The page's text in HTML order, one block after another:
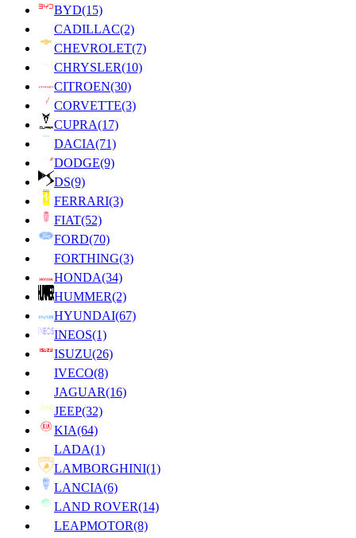
BYD(15)
CADILLAC(2)
CHEVROLET(7)
CHRYSLER(10)
CITROEN(30)
CORVETTE(3)
CUPRA(17)
DACIA(71)
DODGE(9)
DS(9)
FERRARI(3)
FIAT(52)
FORD(70)
FORTHING(3)
HONDA(34)
HUMMER(2)
HYUNDAI(67)
INEOS(1)
ISUZU(26)
IVECO(8)
JAGUAR(16)
JEEP(32)
KIA(64)
LADA(1)
LAMBORGHINI(1)
LANCIA(6)
LAND ROVER(14)
LEAPMOTOR(8)